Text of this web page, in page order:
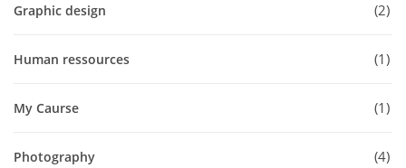
Graphic design 2
Human ressources 1
My Caurse 1
Photography 4